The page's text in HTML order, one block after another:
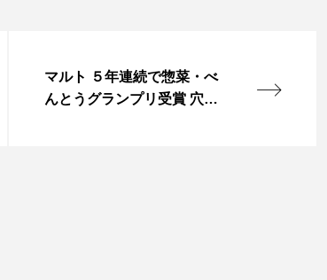
マルト ５年連続で惣菜・べ
んとうグランプリ受賞 穴子